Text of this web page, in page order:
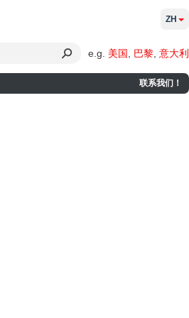
e.g. 美国 巴黎 意大利
联系我们！
ZH